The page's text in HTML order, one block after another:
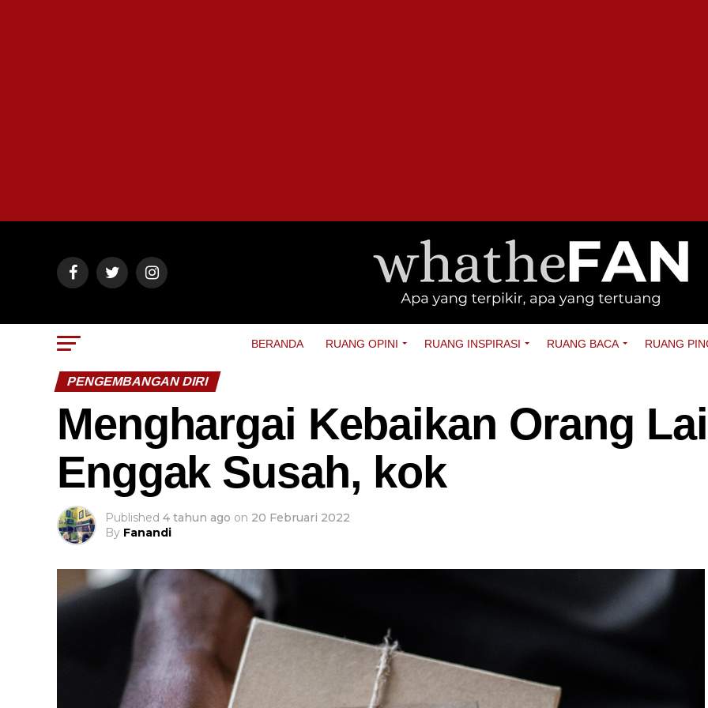
BERANDA RUANG OPINI RUANG INSPIRASI RUANG BACA RUANG
PENGEMBANGAN DIRI
Menghargai Kebaikan Orang
Enggak Susah, kok
Published 4 tahun ago on 20 Februari 2022
By Fanandi